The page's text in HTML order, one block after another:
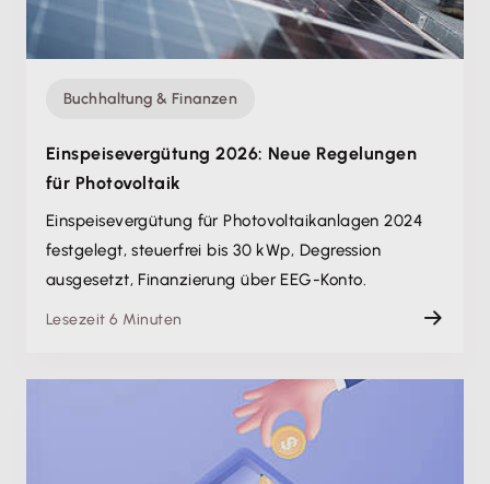
Buchhaltung & Finanzen
Einspeisevergütung 2026: Neue Regelungen
für Photovoltaik
Einspeisevergütung für Photovoltaikanlagen 2024
festgelegt, steuerfrei bis 30 kWp, Degression
ausgesetzt, Finanzierung über EEG-Konto.
Lesezeit 6 Minuten